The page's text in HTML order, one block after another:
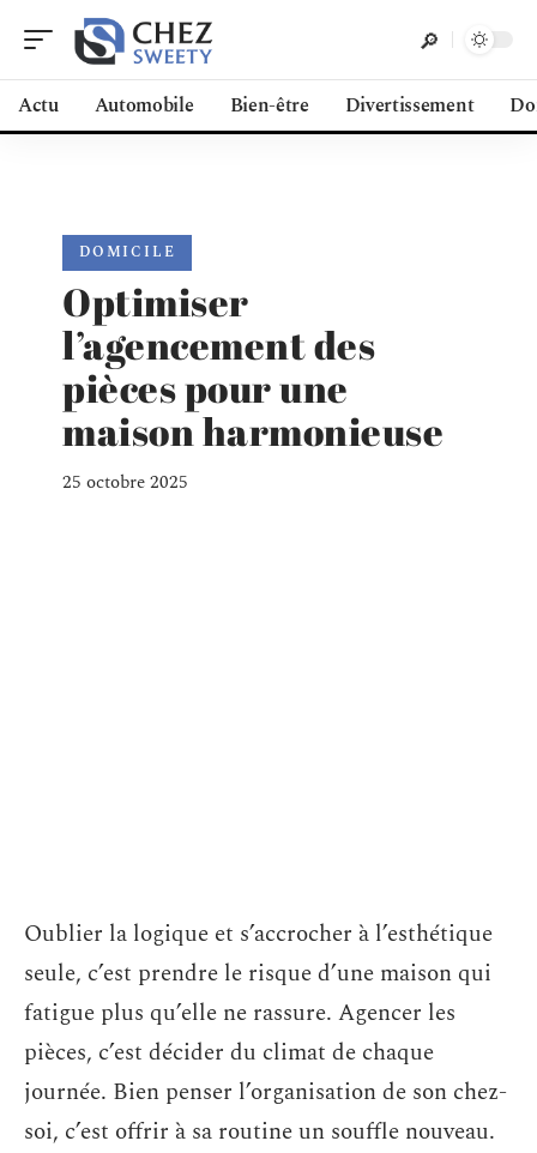
Actu Automobile Bien-être Divertissement
DOMICILE
Optimiser
l’agencement des
pièces pour une
maison harmonieuse
25 octobre 2025
Oublier la logique et s’accrocher à l’esthétique
seule, c’est prendre le risque d’une maison qui
fatigue plus qu’elle ne rassure. Agencer les
pièces, c’est décider du climat de chaque
journée. Bien penser l’organisation de son chez-
soi, c’est offrir à sa routine un souffle nouveau.